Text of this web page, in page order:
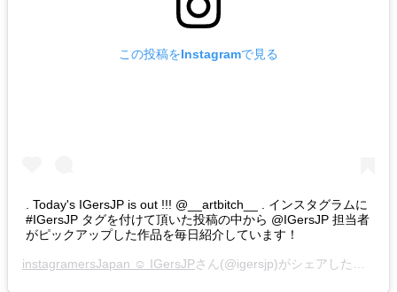
この投稿をInstagramで見る
. Today's IGersJP is out !!! @__artbitch__ . インスタグラムに
#IGersJP タグを付けて頂いた投稿の中から @IGersJP 担当者
がピックアップした作品を毎日紹介しています！
instagramersJapan ☺︎ IGersJPさん(@igersjp)がシェアした投稿 –